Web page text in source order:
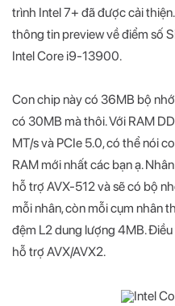
trình Intel 7+ đã được cải
thông tin preview về điểm số
Intel Core i9-13900.
Con chip này có 36MB bộ
có 30MB mà thôi. Với RAM
MT/s và PCIe 5.0, có thể nói
RAM mới nhất các bạn ạ.
hỗ trợ AVX-512 và sẽ có bộ
mỗi nhân, còn mỗi cụm nhân
đệm L2 dung lượng 4MB.
hỗ trợ AVX/AVX2.